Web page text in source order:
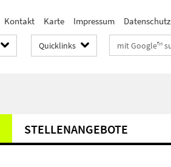
Kontakt Karte Impressum Datenschutz
Quicklinks Suchbegriffe
STELLENANGEBOTE